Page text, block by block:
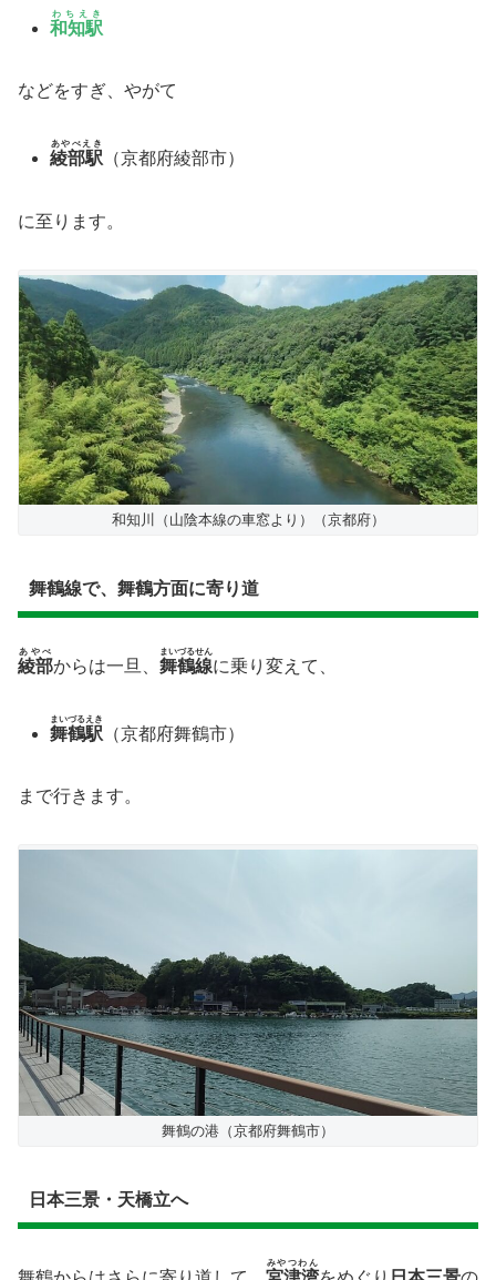
和知駅
わちえき
などをすぎ、やがて
綾部駅
あやべえき
（京都府綾部市）
に至ります。
和知川（山陰本線の車窓より）（京都府）
舞鶴線で、舞鶴方面に寄り道
綾部
あやべ
からは一旦、 舞鶴線
まいづるせん
に乗り変えて、
舞鶴駅
まいづるえき
（京都府舞鶴市）
まで行きます。
舞鶴の港（京都府舞鶴市）
日本三景・天橋立へ
みやつわん